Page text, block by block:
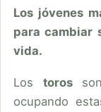
Los jóvenes
para cambiar
vida.
Los torosson
ocupando